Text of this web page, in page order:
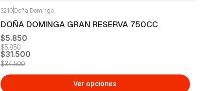
-9%
3210| Doña Dominga
DOÑA DOMINGA GRAN RESERVA 750CC
$5.850
$5.850
$31.500
$34.500
Ver opciones